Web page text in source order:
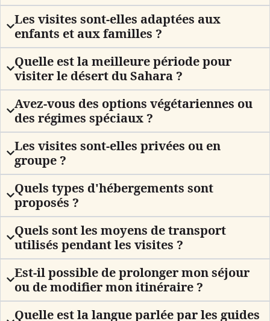
Les visites sont-elles adaptées aux
enfants et aux familles ?
Quelle est la meilleure période pour
visiter le désert du Sahara ?
Avez-vous des options végétariennes ou
des régimes spéciaux ?
Les visites sont-elles privées ou en
groupe ?
Quels types d'hébergements sont
proposés ?
Quels sont les moyens de transport
utilisés pendant les visites ?
Est-il possible de prolonger mon séjour
ou de modifier mon itinéraire ?
Quelle est la langue parlée par les guides